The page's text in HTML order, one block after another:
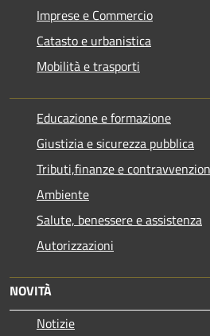
Imprese e Commercio
Catasto e urbanistica
Mobilità e trasporti
Educazione e formazione
Giustizia e sicurezza pubblica
Tributi,finanze e
Ambiente
Salute, benessere e assistenza
Autorizzazioni
NOVITÀ
Notizie